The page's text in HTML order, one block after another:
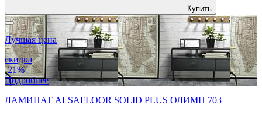
Купить
Лучшая цена
скидка
-21%
Подробнее
ЛАМИНАТ ALSAFLOOR SOLID PLUS ОЛИМП 703